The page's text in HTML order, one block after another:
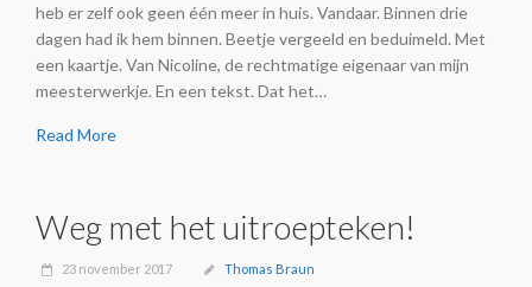
heb er zelf ook geen één meer in huis. Vandaar. Binnen drie
dagen had ik hem binnen. Beetje vergeeld en beduimeld. Met
een kaartje. Van Nicoline, de rechtmatige eigenaar van mijn
meesterwerkje. En een tekst. Dat het…
Read More
Weg met het uitroepteken!
23 november 2017 Thomas Braun